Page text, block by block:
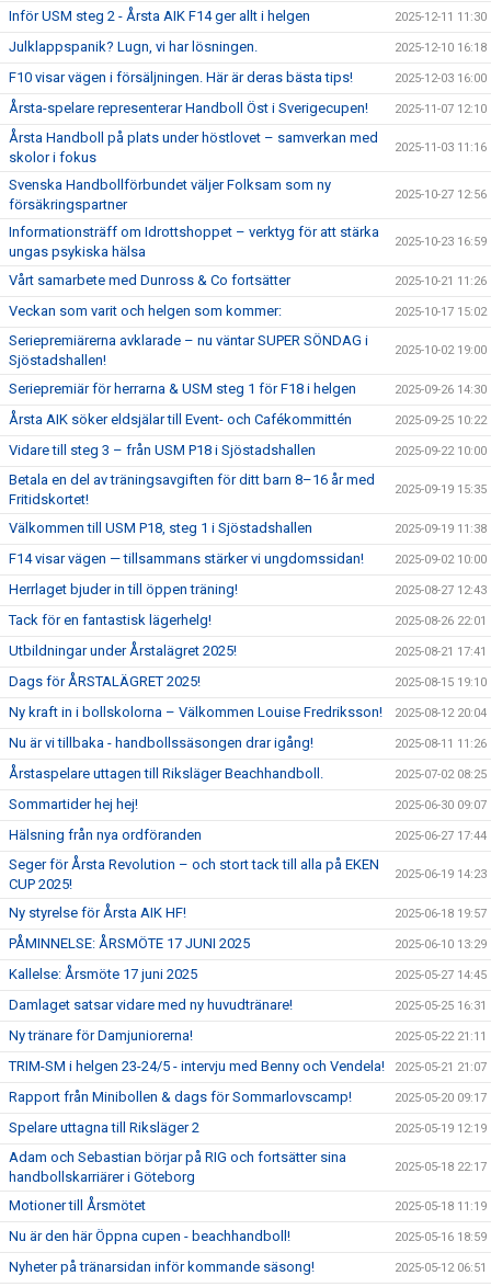
Inför USM steg 2 - Årsta AIK F14 ger allt i helgen 2025-12-11 11:30
Julklappspanik? Lugn, vi har lösningen. 2025-12-10 16:18
F10 visar vägen i försäljningen. Här är deras bästa tips! 2025-12-03 16:00
Årsta-spelare representerar Handboll Öst i Sverigecupen! 2025-11-07 12:10
Årsta Handboll på plats under höstlovet – samverkan med
skolor i fokus
2025-11-03 11:16
Svenska Handbollförbundet väljer Folksam som ny
försäkringspartner
2025-10-27 12:56
Informationsträff om Idrottshoppet – verktyg för att stärka
ungas psykiska hälsa
2025-10-23 16:59
Vårt samarbete med Dunross & Co fortsätter 2025-10-21 11:26
Veckan som varit och helgen som kommer: 2025-10-17 15:02
Seriepremiärerna avklarade – nu väntar SUPER SÖNDAG i
Sjöstadshallen!
2025-10-02 19:00
Seriepremiär för herrarna & USM steg 1 för F18 i helgen 2025-09-26 14:30
Årsta AIK söker eldsjälar till Event- och Cafékommittén 2025-09-25 10:22
Vidare till steg 3 – från USM P18 i Sjöstadshallen 2025-09-22 10:00
Betala en del av träningsavgiften för ditt barn 8–16 år med
Fritidskortet!
2025-09-19 15:35
Välkommen till USM P18, steg 1 i Sjöstadshallen 2025-09-19 11:38
F14 visar vägen — tillsammans stärker vi ungdomssidan! 2025-09-02 10:00
Herrlaget bjuder in till öppen träning! 2025-08-27 12:43
Tack för en fantastisk lägerhelg! 2025-08-26 22:01
Utbildningar under Årstalägret 2025! 2025-08-21 17:41
Dags för ÅRSTALÄGRET 2025! 2025-08-15 19:10
Ny kraft in i bollskolorna – Välkommen Louise Fredriksson! 2025-08-12 20:04
Nu är vi tillbaka - handbollssäsongen drar igång! 2025-08-11 11:26
Årstaspelare uttagen till Riksläger Beachhandboll. 2025-07-02 08:25
Sommartider hej hej! 2025-06-30 09:07
Hälsning från nya ordföranden 2025-06-27 17:44
Seger för Årsta Revolution – och stort tack till alla på EKEN
CUP 2025!
2025-06-19 14:23
Ny styrelse för Årsta AIK HF! 2025-06-18 19:57
PÅMINNELSE: ÅRSMÖTE 17 JUNI 2025 2025-06-10 13:29
Kallelse: Årsmöte 17 juni 2025 2025-05-27 14:45
Damlaget satsar vidare med ny huvudtränare! 2025-05-25 16:31
Ny tränare för Damjuniorerna! 2025-05-22 21:11
TRIM-SM i helgen 23-24/5 - intervju med Benny och Vendela! 2025-05-21 21:07
Rapport från Minibollen & dags för Sommarlovscamp! 2025-05-20 09:17
Spelare uttagna till Riksläger 2 2025-05-19 12:19
Adam och Sebastian börjar på RIG och fortsätter sina
handbollskarriärer i Göteborg
2025-05-18 22:17
Motioner till Årsmötet 2025-05-18 11:19
Nu är den här Öppna cupen - beachhandboll! 2025-05-16 18:59
Nyheter på tränarsidan inför kommande säsong! 2025-05-12 06:51